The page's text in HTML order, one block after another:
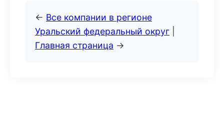
← Все компании в регионе
Уральский федеральный округ
Главная страница →